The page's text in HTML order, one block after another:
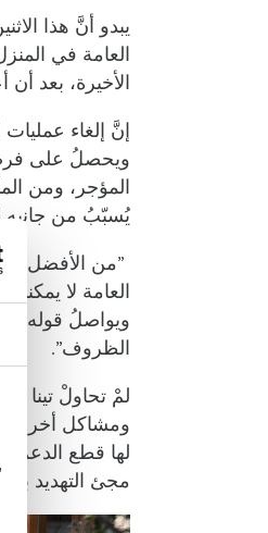
يبدو أنَّ هذا
العامة في
الأخيرة، بعد
إنَّ إلغاء
ويحصلُ على
المؤجر، ومن
يُسبّبُ من جانبه
”من الأفضل
العامة لا يمكننا
ويواصلُ قوله:”
الظروف”.
ومشاكل أخرى
لها قطع الدعم
مجئ التهديد